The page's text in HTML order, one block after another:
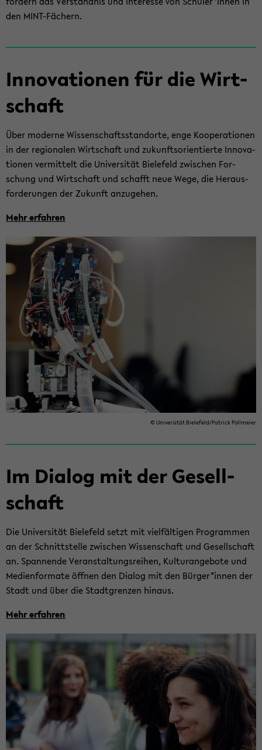
den MINT-​Fächern.
In­no­va­tio­nen für die Wirt­
schaft
Über mo­der­ne Wis­sen­schafts­stand­or­te, enge Ko­ope­ra­tio­nen
in der re­gio­na­len Wirt­schaft und zu­kunfts­ori­en­tier­te In­no­va­
tio­nen ver­mit­telt die Uni­ver­si­tät Bie­le­feld zwi­schen For­
schung und Wirt­schaft und schafft neue Wege, die Her­aus­
for­de­run­gen der Zu­kunft an­zu­ge­hen.
Mehr er­fah­ren
© Uni­ver­si­tät Bie­le­feld/Pa­trick Poll­mei­er
Im Dia­log mit der Ge­sell­
schaft
Die Uni­ver­si­tät Bie­le­feld setzt mit viel­fäl­ti­gen Pro­gram­men
an der Schnitt­stel­le zwi­schen Wis­sen­schaft und Ge­sell­schaft
an. Span­nen­de Ver­an­stal­tungs­rei­hen, Kul­tur­ange­bo­te und
Me­di­en­for­ma­te öff­nen den Dia­log mit den Bür­ger*innen der
Stadt und über die Stadt­gren­zen hin­aus.
Mehr er­fah­ren